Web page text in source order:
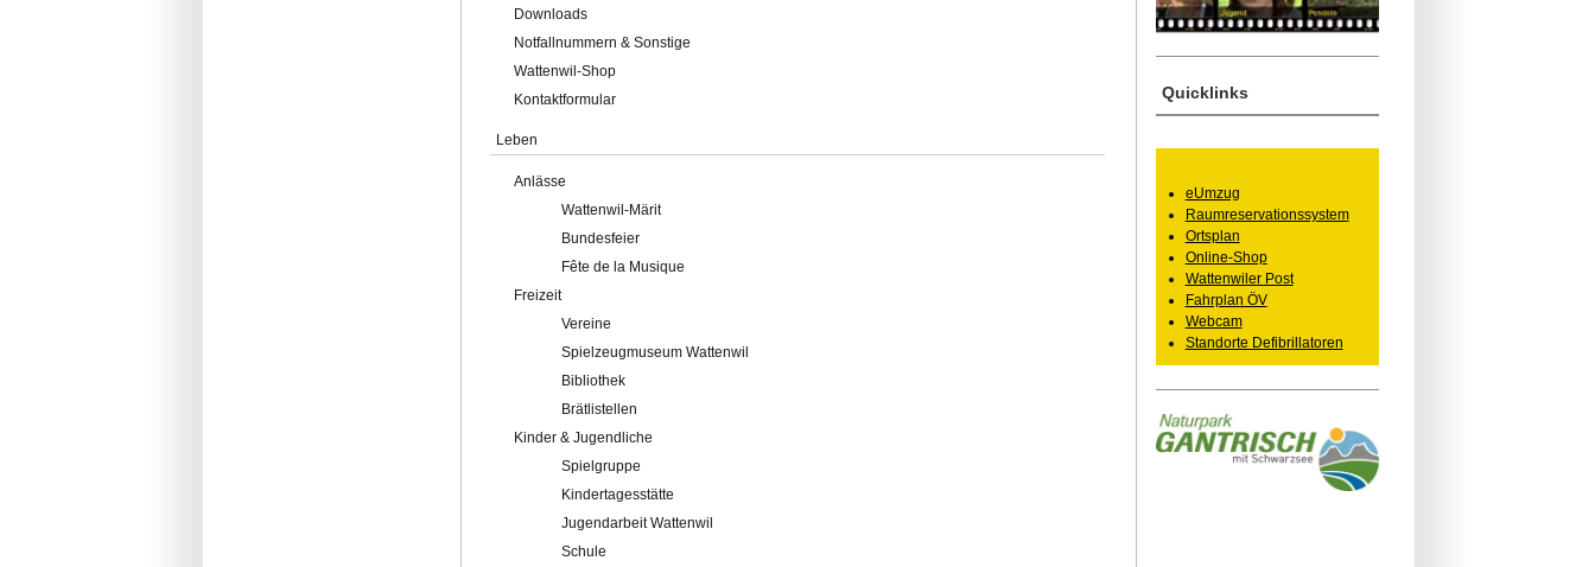
Downloads
Notfallnummern & Sonstige
Wattenwil-Shop
Kontaktformular
Leben
Anlässe
Wattenwil-Märit
Bundesfeier
Fête de la Musique
Freizeit
Vereine
Spielzeugmuseum Wattenwil
Bibliothek
Brätlistellen
Kinder & Jugendliche
Spielgruppe
Kindertagesstätte
Jugendarbeit Wattenwil
Schule
Quicklinks
eUmzug
Raumreservationssystem
Ortsplan
Online-Shop
Wattenwiler Post
Fahrplan ÖV
Webcam
Standorte Defibrillatoren